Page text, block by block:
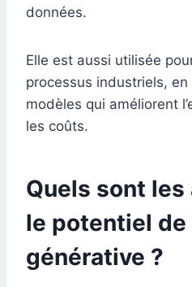
données.
Elle est aussi utilisée
processus industriels,
modèles qui améliorent
les coûts.
Quels sont
le potentiel de
générative ?